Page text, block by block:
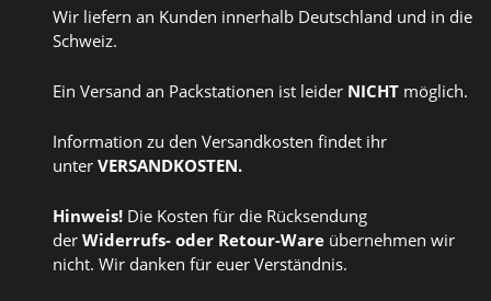
Wir liefern an Kunden innerhalb Deutschland und in die
Schweiz.
Ein Versand an Packstationen ist leider NICHT möglich.
Information zu den Versandkosten findet ihr
unter VERSANDKOSTEN.
Hinweis! Die Kosten für die Rücksendung
der Widerrufs- oder Retour-Ware übernehmen wir
nicht. Wir danken für euer Verständnis.